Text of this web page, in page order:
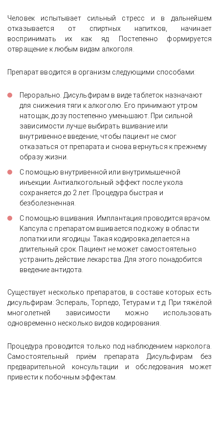
Человек испытывает сильный стресс и в дальнейшем
отказывается от спиртных напитков, начинает
воспринимать их как яд. Постепенно формируется
отвращение к любым видам алкоголя.
Препарат вводится в организм следующими способами:
Перорально. Дисульфирам в виде таблеток назначают
для снижения тяги к алкоголю. Его принимают утром
натощак, дозу постепенно уменьшают. При сильной
зависимости лучше выбирать вшивание или
внутривенное введение, чтобы пациент не смог
отказаться от препарата и снова вернуться к прежнему
образу жизни.
С помощью внутривенной или внутримышечной
инъекции. Антиалкогольный эффект после укола
сохраняется до 2 лет. Процедура быстрая и
безболезненная.
С помощью вшивания. Имплантация проводится врачом.
Капсула с препаратом вшивается под кожу в области
лопатки или ягодицы. Такая кодировка делается на
длительный срок. Пациент не может самостоятельно
устранить действие лекарства. Для этого понадобится
введение антидота.
Существует несколько препаратов, в составе которых есть
дисульфирам: Эспераль, Торпедо, Тетурам и т.д. При тяжёлой
многолетней зависимости можно использовать
одновременно несколько видов кодирования.
Процедура проводится только под наблюдением нарколога.
Самостоятельный приём препарата Дисульфирам без
предварительной консультации и обследования может
привести к побочным эффектам.